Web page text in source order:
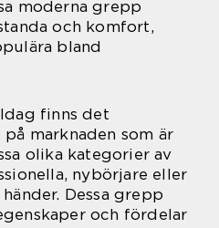
moderna grepp
och komfort,
bland
finns det
marknaden som är
olika kategorier av
nybörjare eller
Dessa grepp
och fördelar